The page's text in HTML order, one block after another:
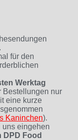
.
für den
Werktag
Bestellungen nur
eine kurze
Kaninchen).
uns eingehen
DPD Food